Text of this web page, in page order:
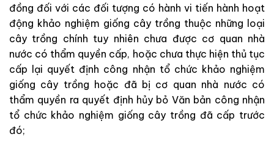
đồng đối với các đối tượng có hành vi tiến hành hoạt
động khảo nghiệm giống cây trồng thuộc những loại
cây trồng chính tuy nhiên chưa được cơ quan nhà
nước có thẩm quyền cấp, hoặc chưa thực hiện thủ tục
cấp lại quyết định công nhận tổ chức khảo nghiệm
giống cây trồng hoặc đã bị cơ quan nhà nước có
thẩm quyền ra quyết định hủy bỏ Văn bản công nhận
tổ chức khảo nghiệm giống cây trồng đã cấp trước
đó;